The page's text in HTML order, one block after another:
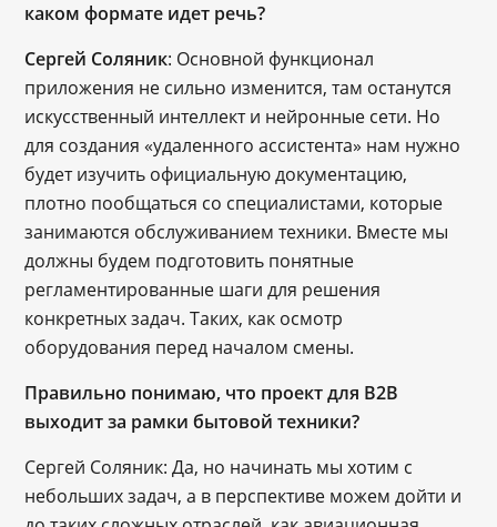
каком формате идет речь?
Сергей Соляник: Основной функционал
приложения не сильно изменится, там останутся
искусственный интеллект и нейронные сети. Но
для создания «удаленного ассистента» нам нужно
будет изучить официальную документацию,
плотно пообщаться со специалистами, которые
занимаются обслуживанием техники. Вместе мы
должны будем подготовить понятные
регламентированные шаги для решения
конкретных задач. Таких, как осмотр
оборудования перед началом смены.
Правильно понимаю, что проект для B2B
выходит за рамки бытовой техники?
Сергей Соляник: Да, но начинать мы хотим с
небольших задач, а в перспективе можем дойти и